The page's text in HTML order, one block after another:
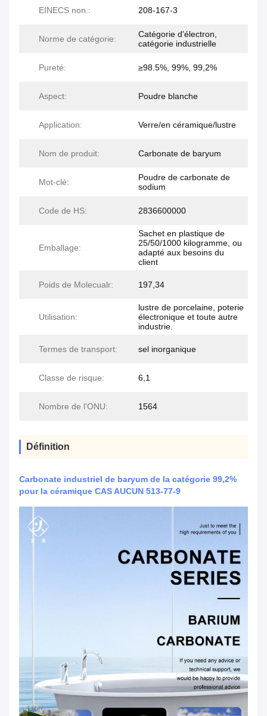
EINECS non.: 208-167-3
Norme de catégorie:
Catégorie d'électron,
catégorie industrielle
Pureté: ≥98.5%, 99%, 99,2%
Aspect: Poudre blanche
Application: Verre/en céramique/lustre
Nom de produit: Carbonate de baryum
Mot-clé:
Poudre de carbonate de
sodium
Code de HS: 2836600000
Emballage:
Sachet en plastique de
25/50/1000 kilogramme, ou
adapté aux besoins du
client
Poids de Molecualr: 197,34
Utilisation:
lustre de porcelaine, poterie
électronique et toute autre
industrie.
Termes de transport: sel inorganique
Classe de risque: 6,1
Nombre de l'ONU: 1564
Définition
Carbonate industriel de baryum de la catégorie 99,2%
pour la céramique CAS AUCUN 513-77-9